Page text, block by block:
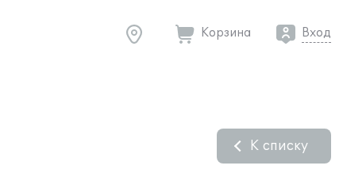
Корзина Вход
К списку